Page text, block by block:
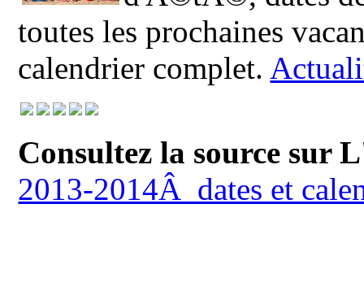
toutes les prochaines
calendrier complet.
Consultez la source sur
2013-2014Â dates et